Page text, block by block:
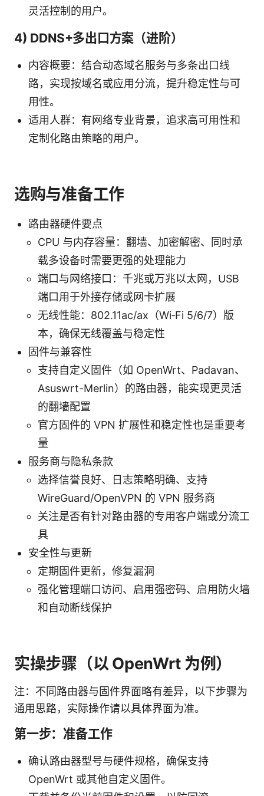
灵活控制的用户。
4) DDNS+多出口方案（进阶）
内容概要：结合动态域名服务与多条出口线
路，实现按域名或应用分流，提升稳定性与可
用性。
适用人群：有网络专业背景，追求高可用性和
定制化路由策略的用户。
选购与准备工作
路由器硬件要点
CPU 与内存容量：翻墙、加密解密、同时承
载多设备时需要更强的处理能力
端口与网络接口：千兆或万兆以太网，USB
端口用于外接存储或网卡扩展
无线性能：802.11ac/ax（Wi‑Fi 5/6/7）版
本，确保无线覆盖与稳定性
固件与兼容性
支持自定义固件（如 OpenWrt、Padavan、
Asuswrt-Merlin）的路由器，能实现更灵活
的翻墙配置
官方固件的 VPN 扩展性和稳定性也是重要考
量
服务商与隐私条款
选择信誉良好、日志策略明确、支持
WireGuard/OpenVPN 的 VPN 服务商
关注是否有针对路由器的专用客户端或分流工
具
安全性与更新
定期固件更新，修复漏洞
强化管理端口访问、启用强密码、启用防火墙
和自动断线保护
实操步骤（以 OpenWrt 为例）
注：不同路由器与固件界面略有差异，以下步骤为
通用思路，实际操作请以具体界面为准。
第一步：准备工作
确认路由器型号与硬件规格，确保支持
OpenWrt 或其他自定义固件。